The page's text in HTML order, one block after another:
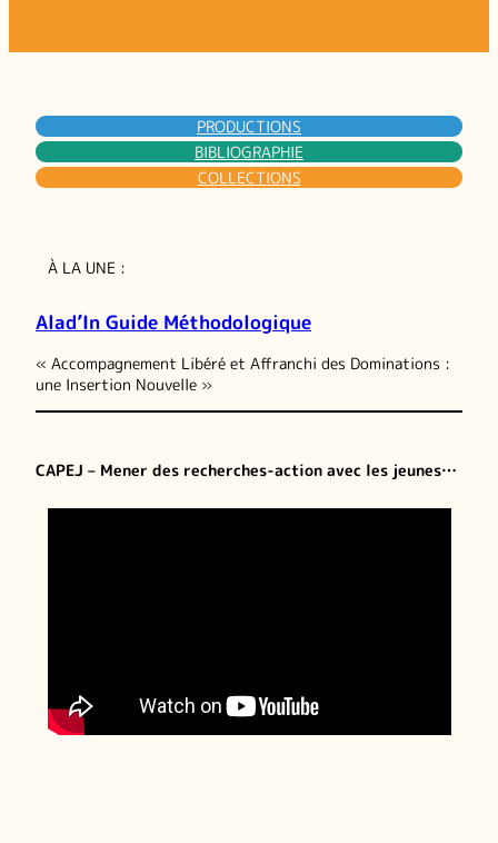
cultures
Projet
de
recherche
international
PRODUCTIONS
BIBLIOGRAPHIE
COLLECTIONS
À LA UNE :
Alad’In Guide Méthodologique
« Accompagnement Libéré et Affranchi des Dominations :
une Insertion Nouvelle »
CAPEJ – Mener des recherches-action avec les jeunes…